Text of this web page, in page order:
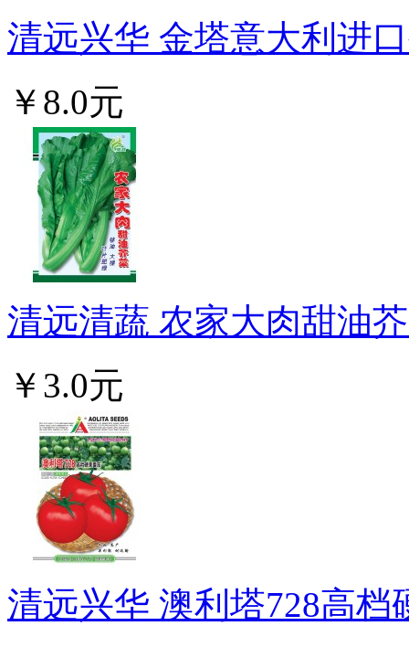
清远兴华 金塔意大利进
￥8.0元
清远清蔬 农家大肉甜油
￥3.0元
清远兴华 澳利塔728高